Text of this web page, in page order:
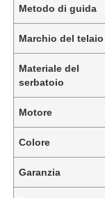
Chi siamo
Fatory Tour
Controllo di
Contattaci
notizie
Metodo di guida
Marchio del telaio
Materiale del
serbatoio
Motore
Colore
Garanzia